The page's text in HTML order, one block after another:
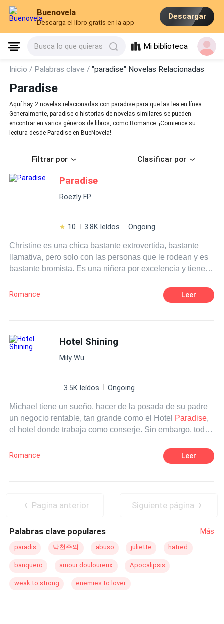
Buenovela
Descarga el libro gratis en la app
Descargar
Busca lo que quieras Mi biblioteca
Inicio / Palabras clave /"paradise" Novelas Relacionadas
Paradise
Aquí hay 2 novelas relacionadas con paradise para que las lea en línea.
Generalmente, paradise o historias de novelas similares se pueden
encontrar en varios géneros de libros, como Romance. ¡Comience su
lectura desde Paradise en BueNovela!
Filtrar por Clasificar por
Paradise
Roezly FP
10 3.8K leídos Ongoing
Christine es una chica bastante extrovertida, bastante
llamativa, pero solo con las personas que le rodean y es
bastante bromista. Es una niñera por excelencia y tiene
no se espera es que será su cliente, es el CEO a quien le
Romance Leer
Hotel Shining
Mily Wu
3.5K leídos Ongoing
Michael tiene un sueño, hacer de la posada de su padre
un negocio rentable, tan grande como el Hotel
Paradise,
el hotel donde trabaja como conserje. Sin embargo, todo
importante del hotel, quien está ahí en una vacaciones
con su familia y las familias de los socios de su padre....
Romance Leer
Pagina anterior Siguiente página
Palabras clave populares Más
paradis 낙천주의 abuso juliette hatred
banquero amour douloureux Apocalipsis
weak to strong enemies to lover